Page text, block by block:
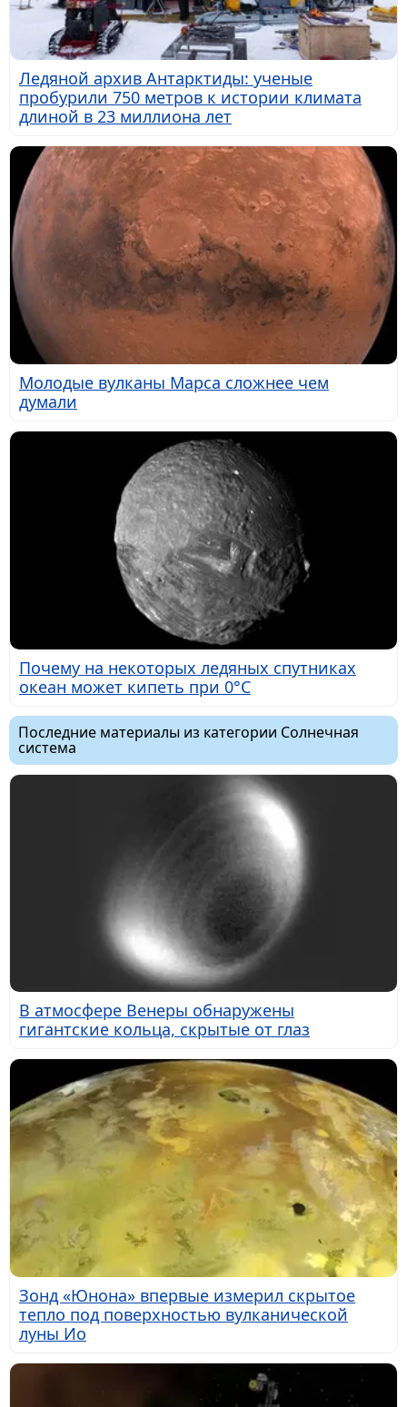
Ледяной архив Антарктиды: ученые
пробурили 750 метров к истории климата
длиной в 23 миллиона лет
Молодые вулканы Марса сложнее чем
думали
Почему на некоторых ледяных спутниках
океан может кипеть при 0°C
Последние материалы из категории Солнечная
система
В атмосфере Венеры обнаружены
гигантские кольца, скрытые от глаз
Зонд «Юнона» впервые измерил скрытое
тепло под поверхностью вулканической
луны Ио